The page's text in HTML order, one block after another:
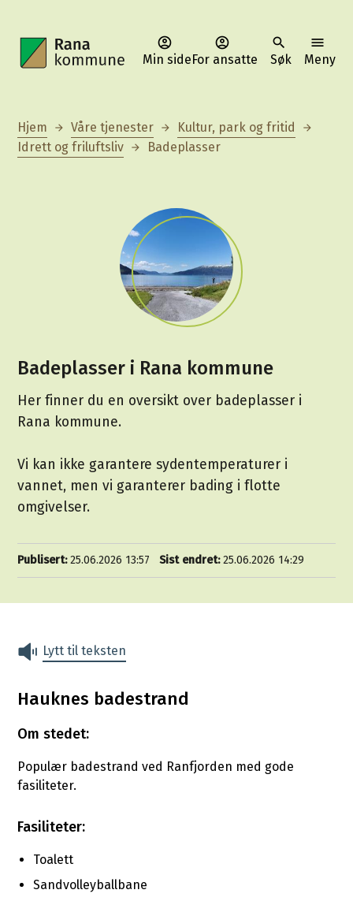
Min sideFor ansatte Søk Meny
Du er her:
Hjem Våre tjenester
Kultur, park og fritid
Idrett og friluftsliv
Badeplasser
Badeplasser i Rana kommune
Her finner du en oversikt over badeplasser i
Rana kommune.
Vi kan ikke garantere sydentemperaturer i
vannet, men vi garanterer bading i flotte
omgivelser.
Publisert 25.06.2026 13:57 Sist endret 25.06.2026 14:29
Lytt til teksten
Hauknes badestrand
Om stedet:
Populær badestrand ved Ranfjorden med gode
fasiliteter.
Fasiliteter:
Toalett
Sandvolleyballbane